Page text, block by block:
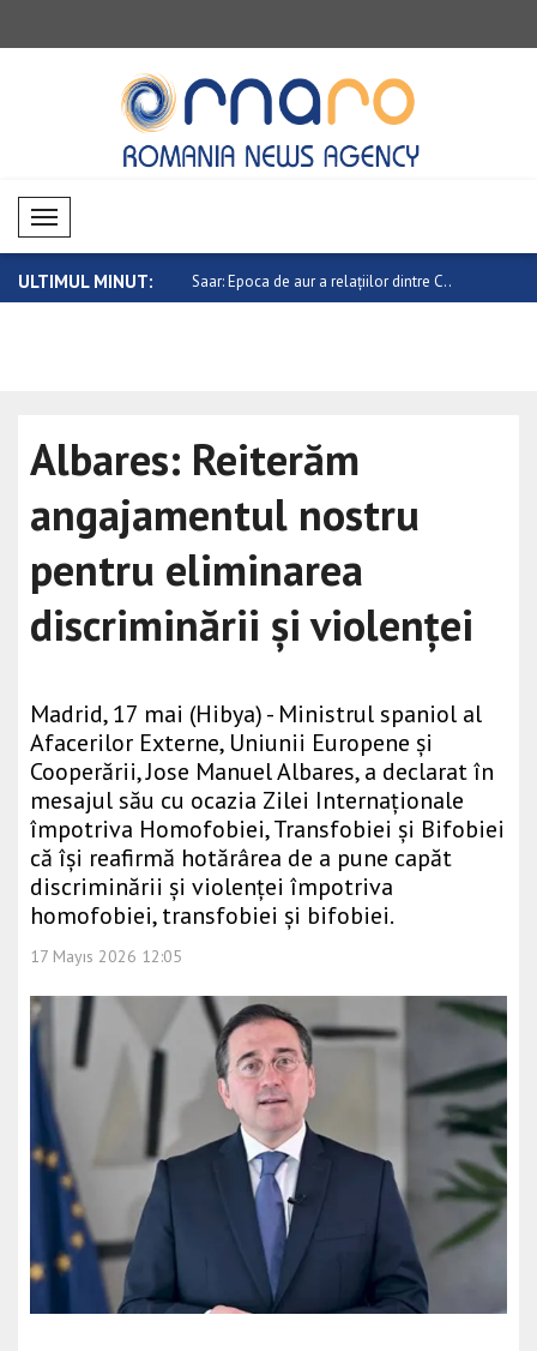
Mobil Menü
ULTIMUL MINUT:
pe piețele Saar: Epoca de aur a relațiilor dintre C..
Albares: Reiterăm
angajamentul nostru
pentru eliminarea
discriminării și violenței
Madrid, 17 mai (Hibya) - Ministrul spaniol al
Afacerilor Externe, Uniunii Europene și
Cooperării, Jose Manuel Albares, a declarat în
mesajul său cu ocazia Zilei Internaționale
împotriva Homofobiei, Transfobiei și Bifobiei
că își reafirmă hotărârea de a pune capăt
discriminării și violenței împotriva
homofobiei, transfobiei și bifobiei.
17 Mayıs 2026 12:05